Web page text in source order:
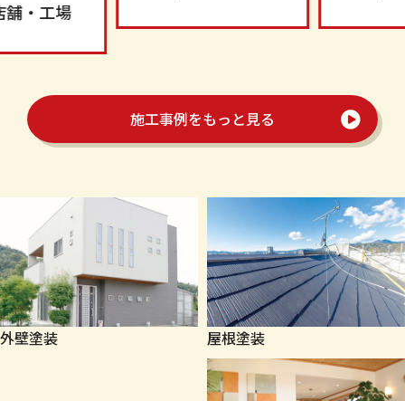
施工事例をもっと見る
外壁塗装 屋根塗装